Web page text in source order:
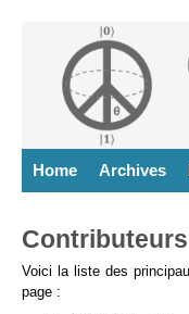
Home Archives
Voici la liste des
page :